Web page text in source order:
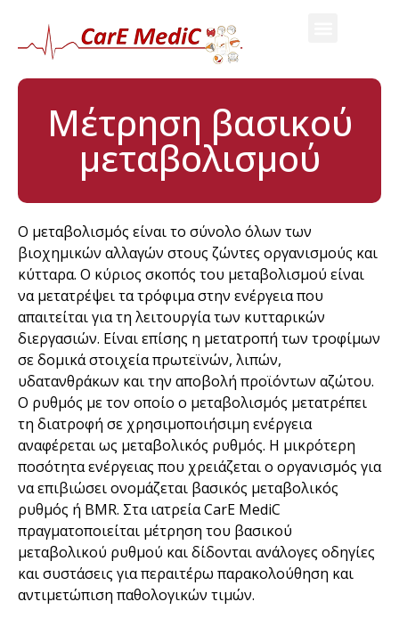
Μέτρηση βασικού
μεταβολισμού
Ο μεταβολισμός είναι το σύνολο όλων των
βιοχημικών αλλαγών στους ζώντες οργανισμούς και
κύτταρα. Ο κύριος σκοπός του μεταβολισμού είναι
να μετατρέψει τα τρόφιμα στην ενέργεια που
απαιτείται για τη λειτουργία των κυτταρικών
διεργασιών. Είναι επίσης η μετατροπή των τροφίμων
σε δομικά στοιχεία πρωτεϊνών, λιπών,
υδατανθράκων και την αποβολή προϊόντων αζώτου.
Ο ρυθμός με τον οποίο ο μεταβολισμός μετατρέπει
τη διατροφή σε χρησιμοποιήσιμη ενέργεια
αναφέρεται ως μεταβολικός ρυθμός. Η μικρότερη
ποσότητα ενέργειας που χρειάζεται ο οργανισμός για
να επιβιώσει ονομάζεται βασικός μεταβολικός
ρυθμός ή BMR. Στα ιατρεία CarE MediC
πραγματοποιείται μέτρηση του βασικού
μεταβολικού ρυθμού και δίδονται ανάλογες οδηγίες
και συστάσεις για περαιτέρω παρακολούθηση και
αντιμετώπιση παθολογικών τιμών.